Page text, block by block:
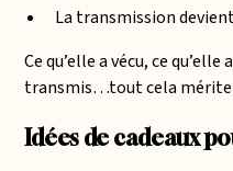
La transmission
Ce qu’elle a vécu, ce
transmis…tout cela mérite
Idées de cadeaux